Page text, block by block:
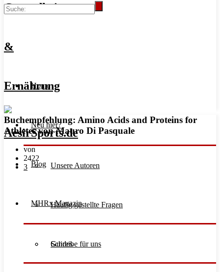
Gesundheit
&
Ernährung
Home
Unsere Autoren
Häufig gestellte Fragen
Schreibe für uns
Neu hier?
Blog
Guides
MHRx Magazin
Buchempfehlung: Amino Acids and Proteins for
Athletes von Mauro Di Pasquale
von
2422
3